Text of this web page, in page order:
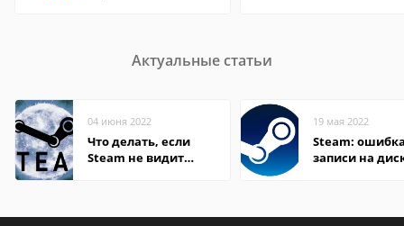
Актуальные статьи
04 июня 2022
Что делать, если
Steam не видит
19 мая 2022
Steam:
записи на